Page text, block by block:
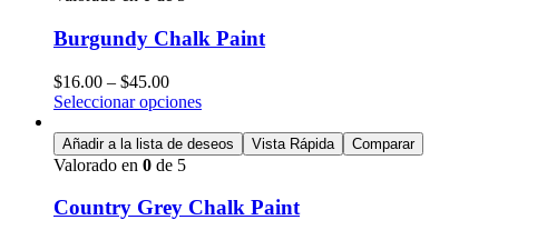
Burgundy Chalk Paint
$16.00 – $45.00
Seleccionar opciones
Añadir a la lista de deseos Vista Rápida Comparar
Valorado en 0 de 5
Country Grey Chalk Paint